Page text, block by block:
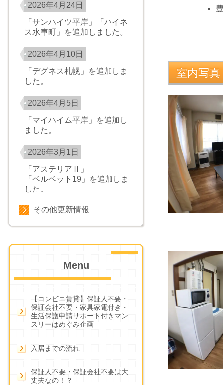
室内写真
2026年4月24日
「サンハイツ平岸」「ハイネ
ス水車町」を追加しました。
2026年4月10日
「デグネス札幌」を追加しま
した。
2026年4月5日
「マイハイム平岸」を追加し
ました。
2026年3月1日
「アステリアⅡ」
「ベルベット19」を追加しま
した。
その他更新情報
Menu
【コンビニ賃貸】保証人不要・
保証会社不要・家具家電付き・
生活保護申請サポート付きマン
スリーはめぐみ企画
入居までの流れ
保証人不要・保証会社不要は大
丈夫なの！？